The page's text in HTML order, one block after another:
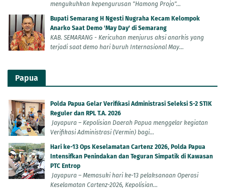
mengukuhkan kepengurusan "Hamong Projo"...
Bupati Semarang H Ngesti Nugraha Kecam Kelompok
Anarko Saat Demo 'May Day' di Semarang
KAB. SEMARANG - Kericuhan menjurus aksi anarkis yang
terjadi saat demo hari buruh Internasional May...
Papua
Polda Papua Gelar Verifikasi Administrasi Seleksi S-2 STIK
Reguler dan RPL T.A. 2026
Jayapura – Kepolisian Daerah Papua menggelar kegiatan
Verifikasi Administrasi (Vermin) bagi...
Hari ke-13 Ops Keselamatan Cartenz 2026, Polda Papua
Intensifkan Penindakan dan Teguran Simpatik di Kawasan
PTC Entrop
Jayapura – Memasuki hari ke-13 pelaksanaan Operasi
Keselamatan Cartenz-2026, Kepolisian...